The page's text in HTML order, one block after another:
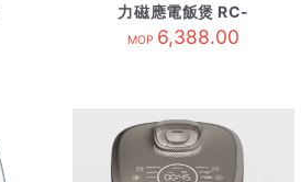
力磁應電飯煲 RC-
DX18H/W白
MOP 6,388.00